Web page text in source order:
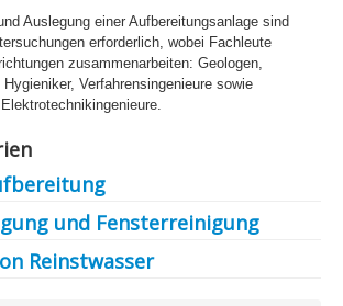
Auslegung einer Aufbereitungsanlage sind
erforderlich, wobei Fachleute
zusammenarbeiten: Geologen,
Verfahrensingenieure sowie
und Fensterreinigung
Reinstwasser